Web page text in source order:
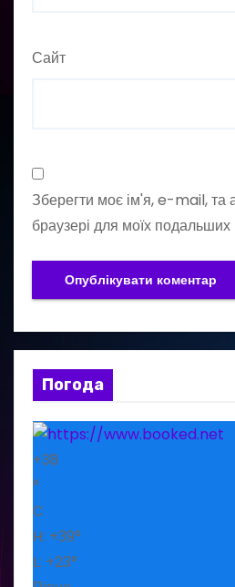
Сайт
Зберегти моє ім'я, e-mail, та
браузері для моїх подальших
Погода
+38
°
C
H: +39°
L: +23°